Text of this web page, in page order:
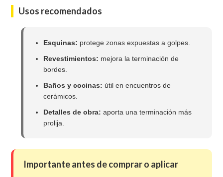
Usos recomendados
Esquinas: protege zonas expuestas a golpes.
Revestimientos: mejora la terminación de
bordes.
Baños y cocinas: útil en encuentros de
cerámicos.
Detalles de obra: aporta una terminación más
prolija.
Importante antes de comprar o aplicar